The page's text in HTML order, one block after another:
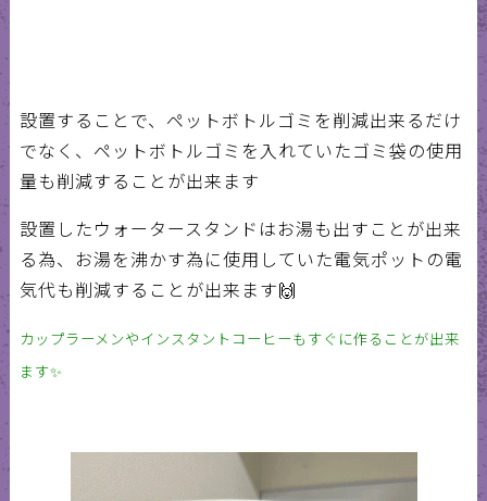
設置することで、ペットボトルゴミを削減出来るだけ
でなく、ペットボトルゴミを入れていたゴミ袋の使用
量も削減することが出来ます
設置したウォータースタンドはお湯も出すことが出来
る為、お湯を沸かす為に使用していた電気ポットの電
気代も削減することが出来ます🙌
カップラーメンやインスタントコーヒーもすぐに作ることが出来
ます✨